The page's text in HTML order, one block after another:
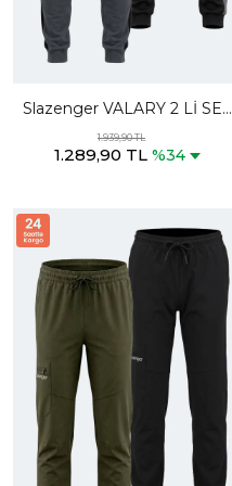
Slazenger VALARY 2 Lİ SET
Erkek Cepli Slim Fit Siyah -
Koyu Gri Eşofman Altı
1.939,90 TL
1.289,90 TL %34